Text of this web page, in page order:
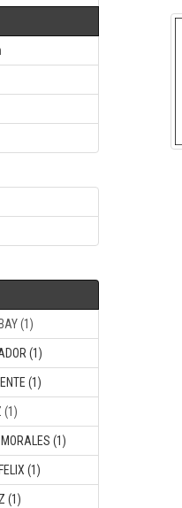
(1)
(1)
(1)
(1)
(1)
(1)
(1)